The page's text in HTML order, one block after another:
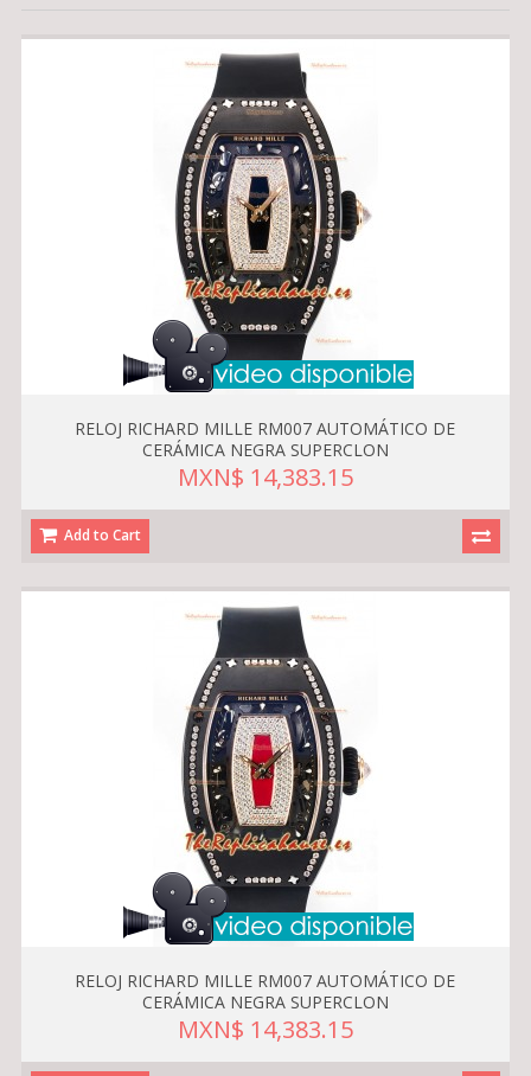
RELOJ RICHARD MILLE RM007 AUTOMÁTICO DE
CERÁMICA NEGRA SUPERCLON
MXN$ 14,383.15
Add to Cart
RELOJ RICHARD MILLE RM007 AUTOMÁTICO DE
CERÁMICA NEGRA SUPERCLON
MXN$ 14,383.15